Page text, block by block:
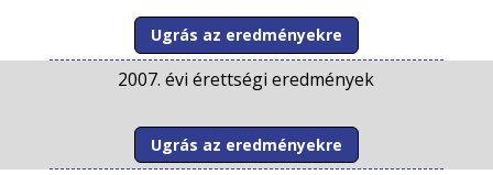
Ugrás az eredményekre
2007. évi érettségi eredmények
Ugrás az eredményekre